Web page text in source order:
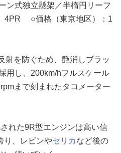
ン式独立懸架／半楕円リーフ
4PR ○価格（東京地区）：1
を防ぐため、艶消しブラッ
用し、200km/hフルスケール
まで刻まれたタコメーター
れた9R型エンジンは高い信
り、レビンやセリカなど後の